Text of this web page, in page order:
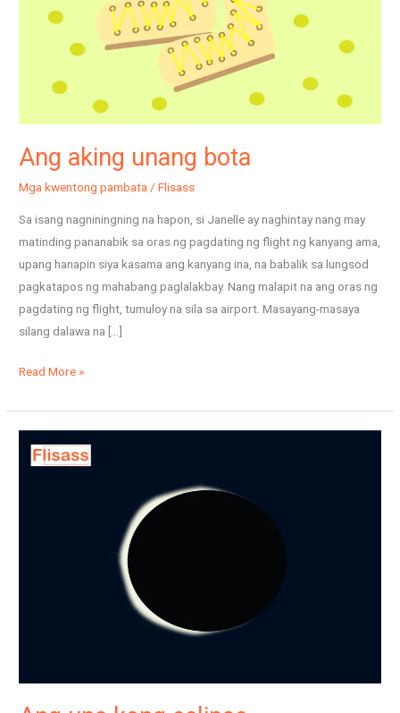
Ang aking unang bota
Mga kwentong pambata /Flisass
Sa isang nagniningning na hapon, si Janelle ay naghintay nang may
matinding pananabik sa oras ng pagdating ng flight ng kanyang ama,
upang hanapin siya kasama ang kanyang ina, na babalik sa lungsod
pagkatapos ng mahabang paglalakbay. Nang malapit na ang oras ng
pagdating ng flight, tumuloy na sila sa airport. Masayang-masaya
silang dalawa na […]
Read More »
una